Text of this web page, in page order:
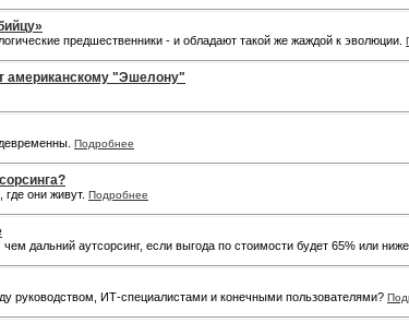
предшественники - и обладают такой же жаждой к эволюции.
американскому "Эшелону"
Подробнее
они живут. Подробнее
дальний аутсорсинг, если выгода по стоимости будет 65% или
руководством, ИТ-специалистами и конечными пользователями?